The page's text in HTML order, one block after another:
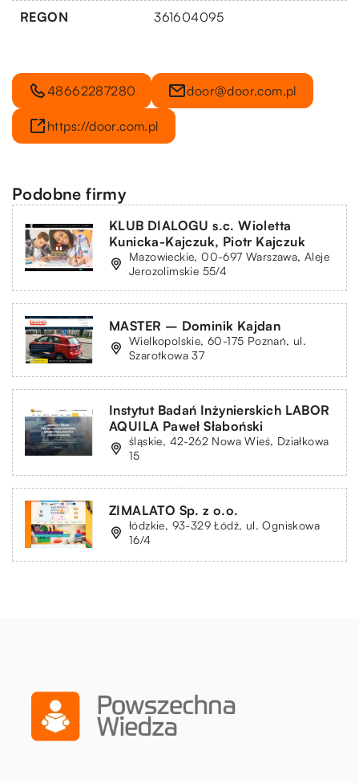
REGON 361604095
48662287280 door@door.com.pl
https://door.com.pl
Podobne firmy
KLUB DIALOGU s.c. Wioletta
Kunicka-Kajczuk, Piotr Kajczuk
Mazowieckie, 00-697 Warszawa, Aleje
Jerozolimskie 55/4
MASTER – Dominik Kajdan
Wielkopolskie, 60-175 Poznań, ul.
Szarotkowa 37
Instytut Badań Inżynierskich LABOR
AQUILA Paweł Słaboński
śląskie, 42-262 Nowa Wieś, Działkowa
15
ZIMALATO Sp. z o.o.
łódzkie, 93-329 Łódź, ul. Ogniskowa
16/4